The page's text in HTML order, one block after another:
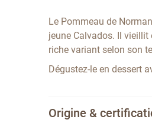
Le Pommeau de
jeune Calvados. Il
riche variant selon son
Dégustez-le en dessert
Origine &